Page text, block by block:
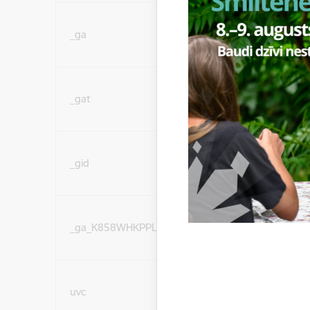
_ga
Statistikas sīkdatnes
lai uzlabotu vietnes
pakalpojumus)
_gat
Statistikas sīkdatnes
lai uzlabotu vietnes
pakalpojumus)
_gid
Statistikas sīkdatnes
lai uzlabotu vietnes
pakalpojumus)
_ga_K858WHKPPL
Statistikas sīkdatnes
lai uzlabotu vietnes
uvc